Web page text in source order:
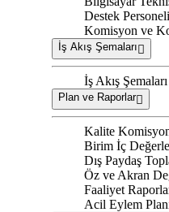
Destek
Komisyon ve
İş Akış Şemaları
İş Akış Şemaları
Plan ve Raporlar
Kalite
Birim İç
Dış Paydaş
Öz ve Akran
Faaliyet
Acil Eylem